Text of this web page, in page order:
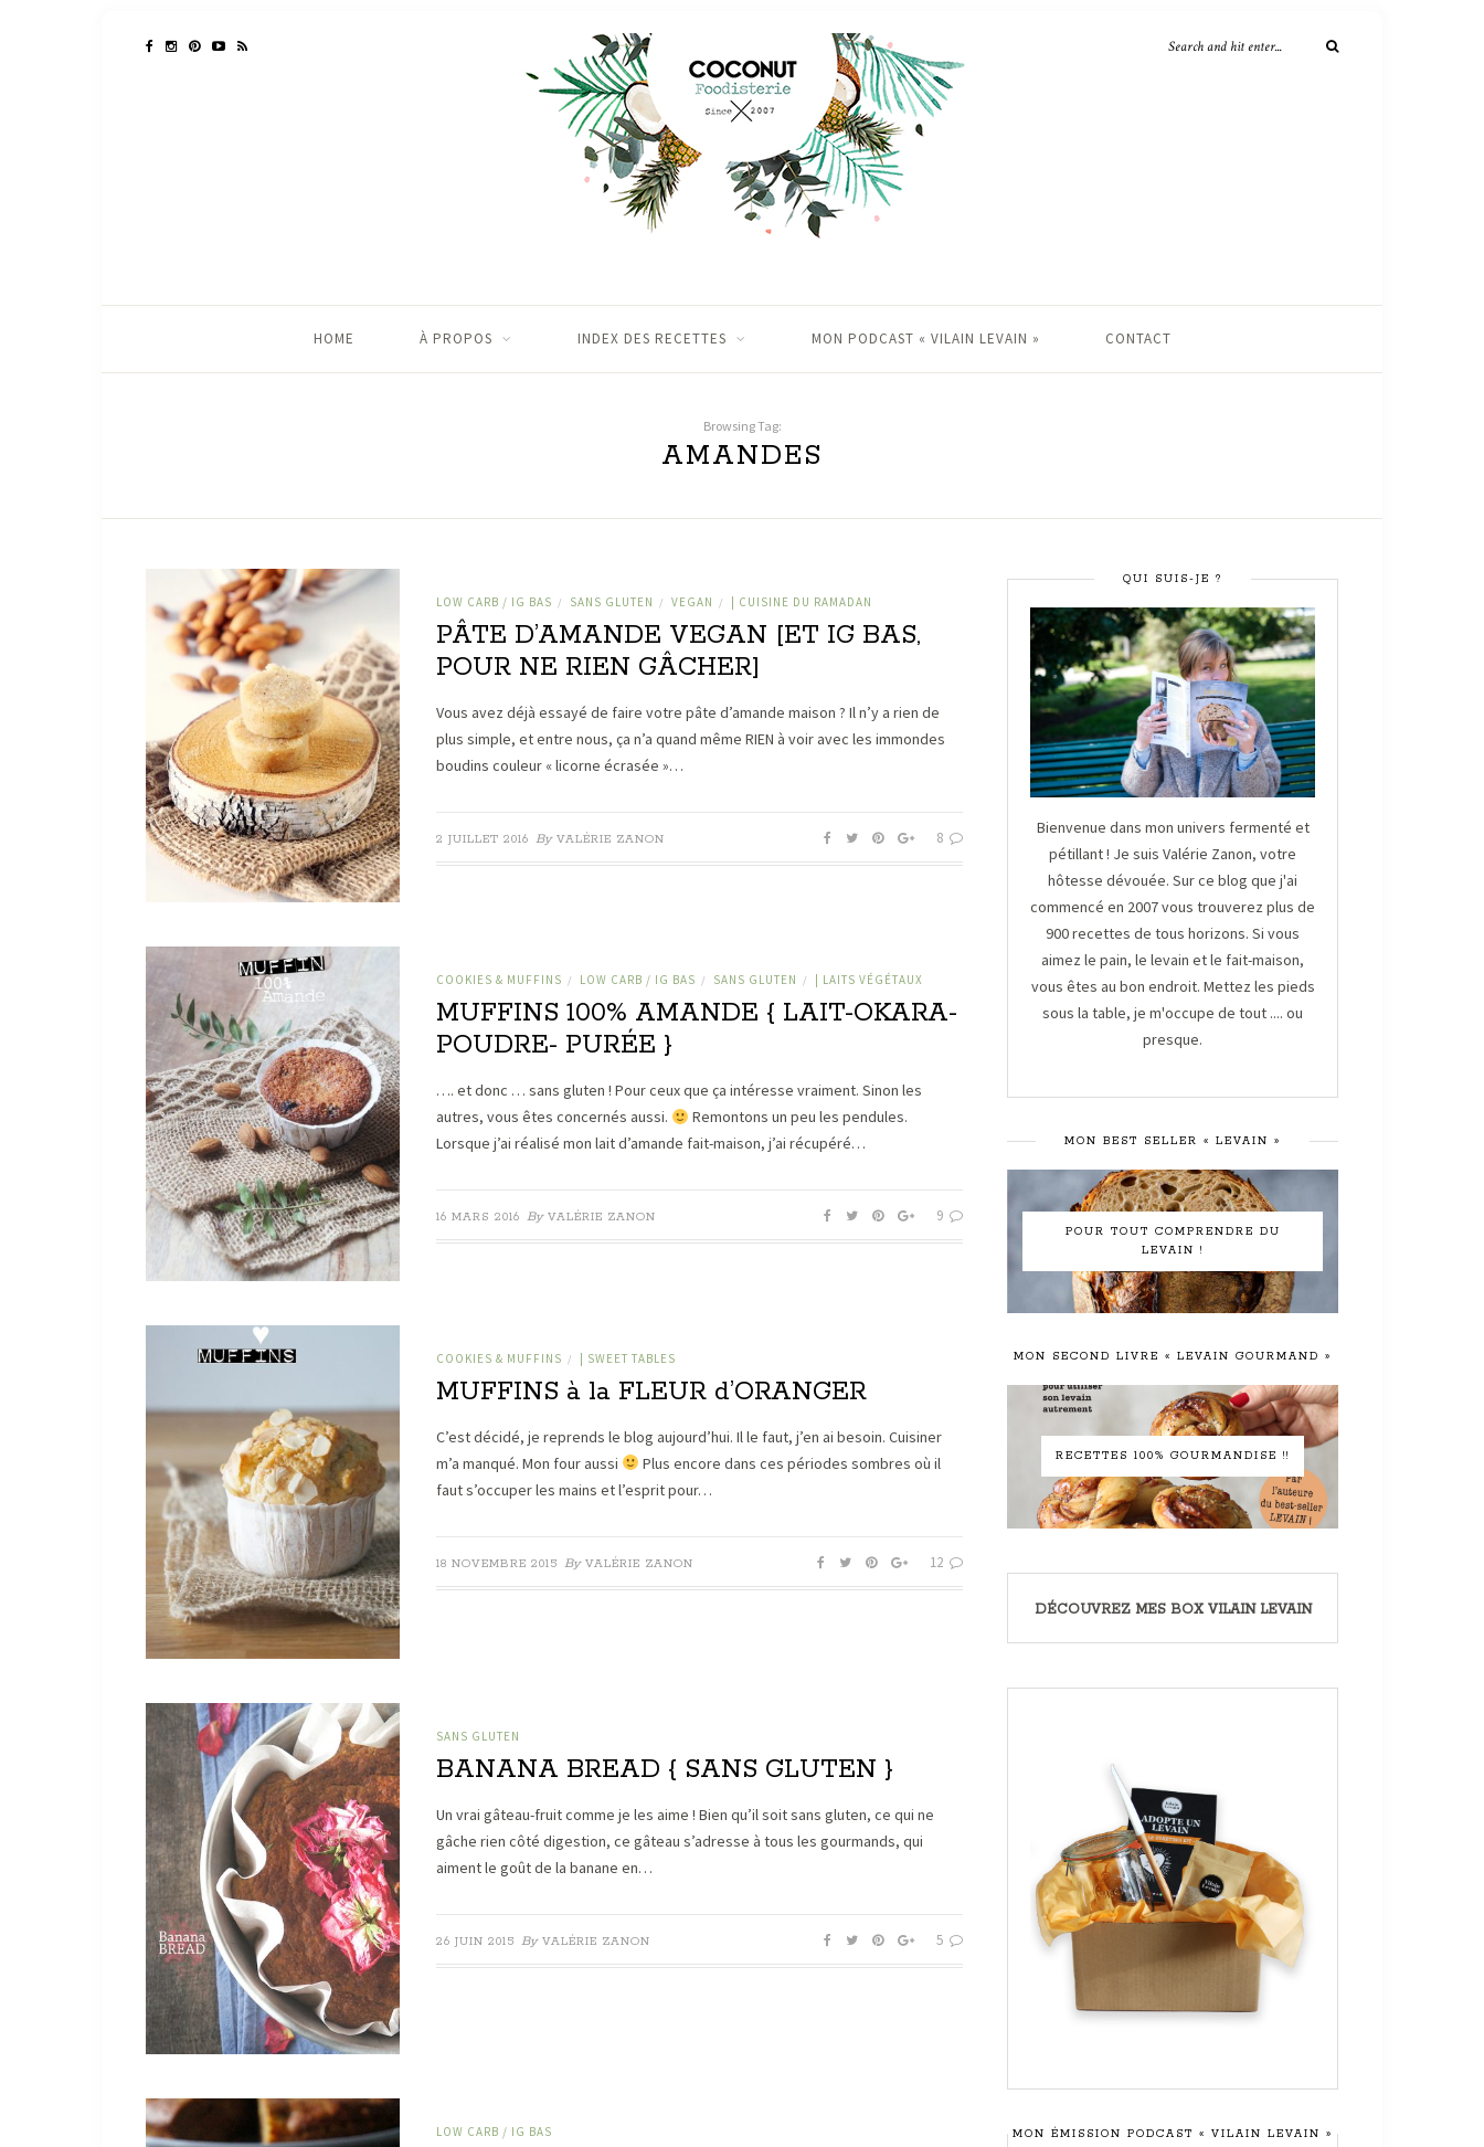
HOME À PROPOS INDEX DES RECETTES MON PODCAST « VILAIN LEVAIN » CONTACT
Browsing Tag:
AMANDES
LOW CARB / IG BAS / SANS GLUTEN / VEGAN / | CUISINE DU RAMADAN
PÂTE D’AMANDE VEGAN [ET IG BAS,
POUR NE RIEN GÂCHER]
Vous avez déjà essayé de faire votre pâte d’amande maison ? Il n’y a rien de
plus simple, et entre nous, ça n’a quand même RIEN à voir avec les immondes
boudins couleur « licorne écrasée »…
2 JUILLET 2016 By VALÉRIE ZANON 8
COOKIES & MUFFINS / LOW CARB / IG BAS / SANS GLUTEN / | LAITS VÉGÉTAUX
MUFFINS 100% AMANDE { LAIT-OKARA-
POUDRE- PURÉE }
…. et donc … sans gluten ! Pour ceux que ça intéresse vraiment. Sinon les
autres, vous êtes concernés aussi.
Remontons un peu les pendules.
Lorsque j’ai réalisé mon lait d’amande fait-maison, j’ai récupéré…
16 MARS 2016 By VALÉRIE ZANON 9
COOKIES & MUFFINS / | SWEET TABLES
MUFFINS à la FLEUR d’ORANGER
C’est décidé, je reprends le blog aujourd’hui. Il le faut, j’en ai besoin. Cuisiner
m’a manqué. Mon four aussi
Plus encore dans ces périodes sombres où il
faut s’occuper les mains et l’esprit pour…
18 NOVEMBRE 2015 By VALÉRIE ZANON 12
SANS GLUTEN
BANANA BREAD { SANS GLUTEN }
Un vrai gâteau-fruit comme je les aime ! Bien qu’il soit sans gluten, ce qui ne
gâche rien côté digestion, ce gâteau s’adresse à tous les gourmands, qui
aiment le goût de la banane en…
26 JUIN 2015 By VALÉRIE ZANON 5
LOW CARB / IG BAS
QUI SUIS-JE ?
Bienvenue dans mon univers fermenté et
pétillant ! Je suis Valérie Zanon, votre
hôtesse dévouée. Sur ce blog que j'ai
commencé en 2007 vous trouverez plus de
900 recettes de tous horizons. Si vous
aimez le pain, le levain et le fait-maison,
vous êtes au bon endroit. Mettez les pieds
sous la table, je m'occupe de tout .... ou
presque.
MON BEST SELLER « LEVAIN »
POUR TOUT COMPRENDRE DU
LEVAIN !
MON SECOND LIVRE « LEVAIN GOURMAND »
RECETTES 100% GOURMANDISE !!
DÉCOUVREZ MES BOX VILAIN LEVAIN
MON ÉMISSION PODCAST « VILAIN LEVAIN »